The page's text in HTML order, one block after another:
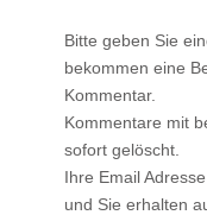
Bitte geben Sie
bekommen eine
Kommentar.
Kommentare mit
sofort gelöscht.
Ihre Email
und Sie erhalten